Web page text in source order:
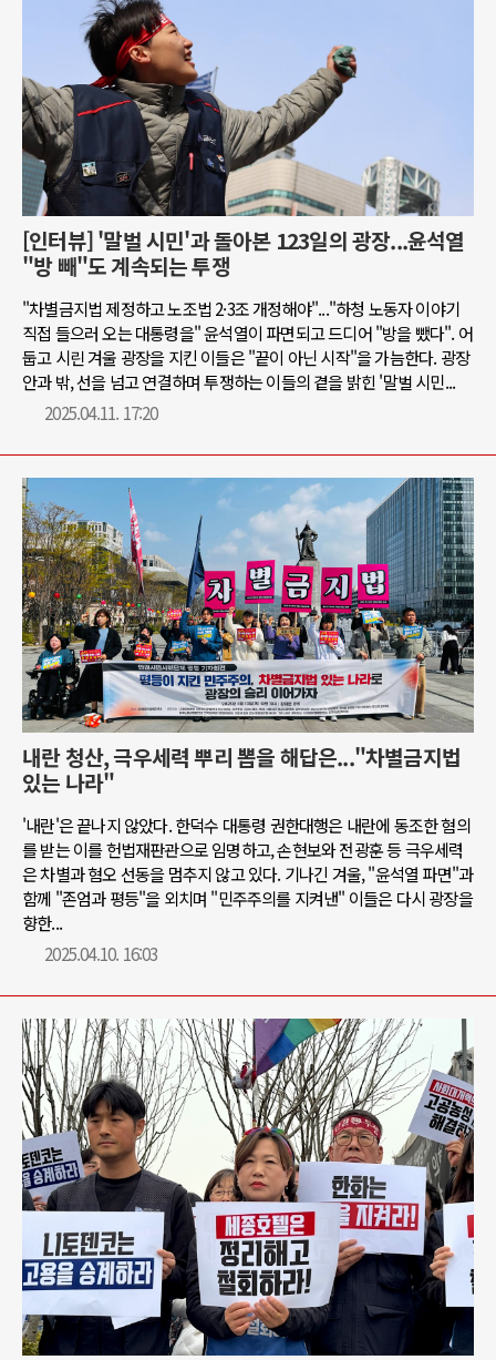
[인터뷰] '말벌 시민'과 돌아본 123일의 광장...윤석열
"방 빼"도 계속되는 투쟁
"차별금지법 제정하고 노조법 2·3조 개정해야"..."하청 노동자 이야기
직접 들으러 오는 대통령을" 윤석열이 파면되고 드디어 "방을 뺐다". 어
둡고 시린 겨울 광장을 지킨 이들은 "끝이 아닌 시작"을 가늠한다. 광장
안과 밖, 선을 넘고 연결하며 투쟁하는 이들의 곁을 밝힌 '말벌 시민...
2025.04.11. 17:20
내란 청산, 극우세력 뿌리 뽑을 해답은..."차별금지법
있는 나라"
'내란'은 끝나지 않았다. 한덕수 대통령 권한대행은 내란에 동조한 혐의
를 받는 이를 헌법재판관으로 임명하고, 손현보와 전광훈 등 극우세력
은 차별과 혐오 선동을 멈추지 않고 있다. 기나긴 겨울, "윤석열 파면"과
함께 "존엄과 평등"을 외치며 "민주주의를 지켜낸" 이들은 다시 광장을
향한...
2025.04.10. 16:03